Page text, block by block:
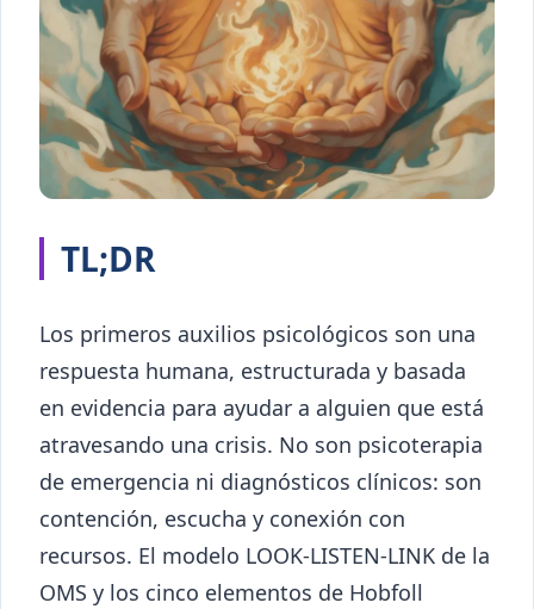
TL;DR
Los primeros auxilios psicológicos son una
respuesta humana, estructurada y basada
en evidencia para ayudar a alguien que está
atravesando una crisis. No son psicoterapia
de emergencia ni diagnósticos clínicos: son
contención, escucha y conexión con
recursos. El modelo LOOK-LISTEN-LINK de la
OMS y los cinco elementos de Hobfoll